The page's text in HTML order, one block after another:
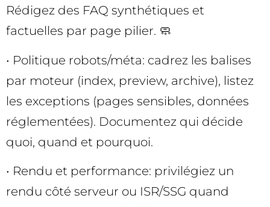
Rédigez des FAQ synthétiques et
factuelles par page pilier. 🧼
• Politique robots/méta: cadrez les balises
par moteur (index, preview, archive), listez
les exceptions (pages sensibles, données
réglementées). Documentez qui décide
quoi, quand et pourquoi.
• Rendu et performance: privilégiez un
rendu côté serveur ou ISR/SSG quand